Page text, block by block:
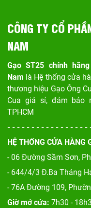
CÔNG TY CỔ
NAM
Gạo ST25 chính
Nam là Hệ thống cửa
thương hiệu Gạo Ông
Cua giá sỉ, đảm bảo
TPHCM
- - - - - - - - - - - - - - - - -
HỆ THỐNG CỬA HÀNG
- 06 Đường Sầm Sơn,
- 644/4/3 Đ.Ba Tháng
- 76A Đường 109,
Giờ mở cửa: 7h30 -